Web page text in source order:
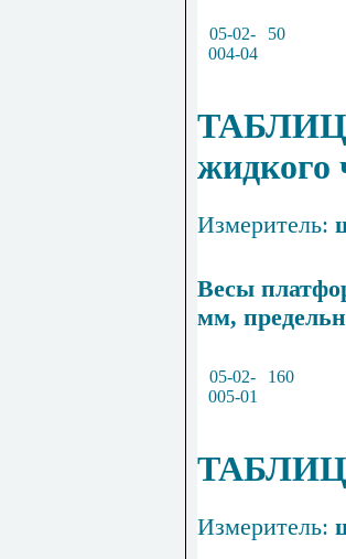
05-02-
004-04
50
жидкого
Измеритель:
Весы
мм,
05-02-
005-01
160
Измеритель: